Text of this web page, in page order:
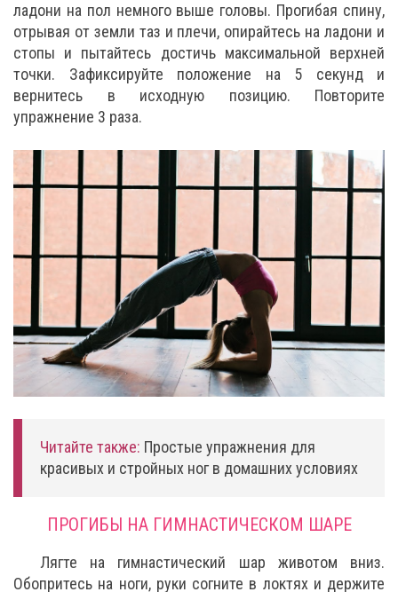
ладони на пол немного выше головы. Прогибая спину,
отрывая от земли таз и плечи, опирайтесь на ладони и
стопы и пытайтесь достичь максимальной верхней
точки. Зафиксируйте положение на 5 секунд и
вернитесь в исходную позицию. Повторите
упражнение 3 раза.
Читайте также: Простые упражнения для
красивых и стройных ног в домашних условиях
ПРОГИБЫ НА ГИМНАСТИЧЕСКОМ ШАРЕ
Лягте на гимнастический шар животом вниз.
Обопритесь на ноги, руки согните в локтях и держите